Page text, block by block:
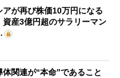
アが再び株価10万円になる
資産3億円超のサラリーマン
体関連が“本命”であること